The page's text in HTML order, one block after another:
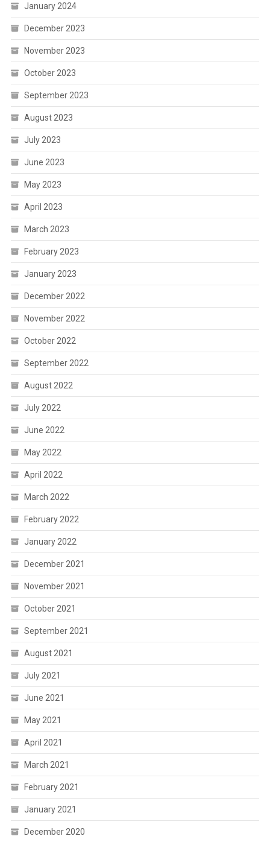
January 2024
December 2023
November 2023
October 2023
September 2023
August 2023
July 2023
June 2023
May 2023
April 2023
March 2023
February 2023
January 2023
December 2022
November 2022
October 2022
September 2022
August 2022
July 2022
June 2022
May 2022
April 2022
March 2022
February 2022
January 2022
December 2021
November 2021
October 2021
September 2021
August 2021
July 2021
June 2021
May 2021
April 2021
March 2021
February 2021
January 2021
December 2020